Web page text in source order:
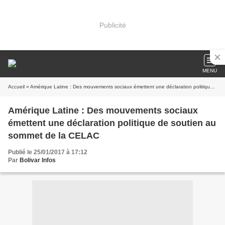
Publicité
MENU
Accueil » Amérique Latine : Des mouvements sociaux émettent une déclaration politique de soutien au sommet de la CELAC
Amérique Latine : Des mouvements sociaux
émettent une déclaration politique de soutien au
sommet de la CELAC
Publié le 25/01/2017 à 17:12
Par Bolivar Infos